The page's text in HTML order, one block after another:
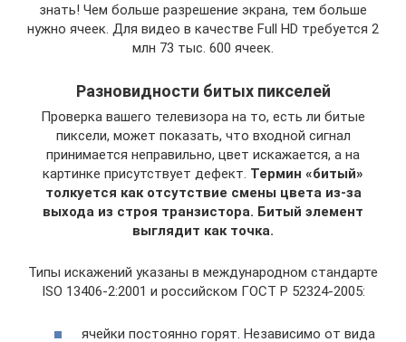
знать! Чем больше разрешение экрана, тем больше
нужно ячеек. Для видео в качестве Full HD требуется 2
млн 73 тыс. 600 ячеек.
Разновидности битых пикселей
Проверка вашего телевизора на то, есть ли битые
пиксели, может показать, что входной сигнал
принимается неправильно, цвет искажается, а на
картинке присутствует дефект. Термин «битый»
толкуется как отсутствие смены цвета из-за
выхода из строя транзистора. Битый элемент
выглядит как точка.
Типы искажений указаны в международном стандарте
ISO 13406-2:2001 и российском ГОСТ Р 52324-2005:
ячейки постоянно горят. Независимо от вида